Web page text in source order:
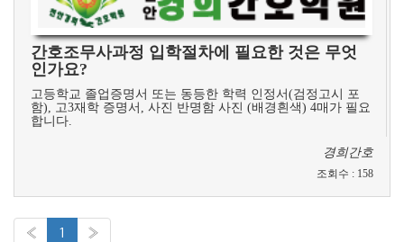
간호조무사과정 입학절차에 필요한 것은 무엇
인가요?
고등학교 졸업증명서 또는 동등한 학력 인정서(검정고시 포
함), 고3재학 증명서, 사진 반명함 사진 (배경흰색) 4매가 필요
합니다.
경희간호
조회수 : 158
« 1 »